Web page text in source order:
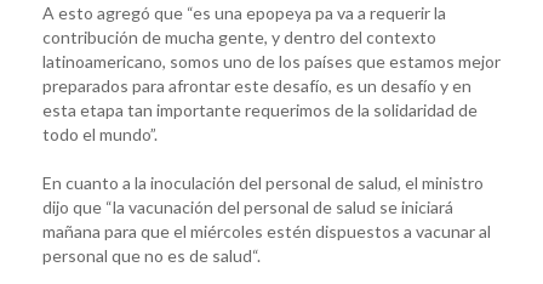
A esto agregó que “es una epopeya pa va a requerir la
contribución de mucha gente, y dentro del contexto
latinoamericano, somos uno de los países que estamos mejor
preparados para afrontar este desafío, es un desafío y en
esta etapa tan importante requerimos de la solidaridad de
todo el mundo”.
En cuanto a la inoculación del personal de salud, el ministro
dijo que “la vacunación del personal de salud se iniciará
mañana para que el miércoles estén dispuestos a vacunar al
personal que no es de salud“.